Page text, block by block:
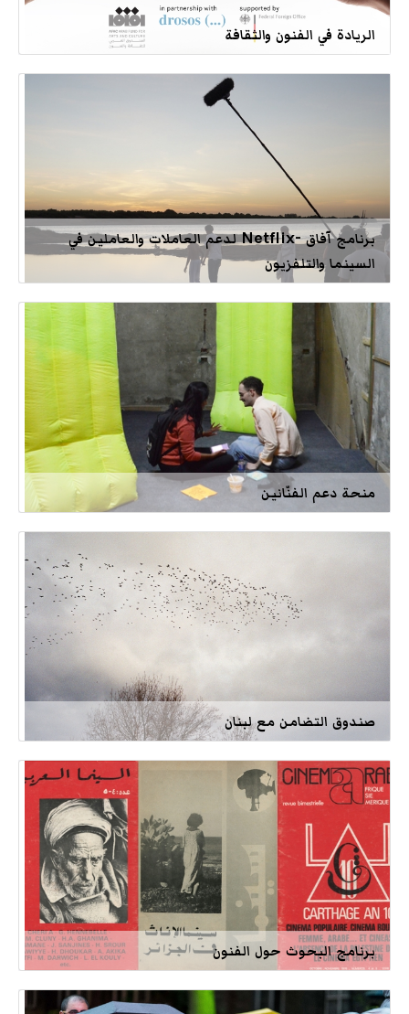
الريادة في الفنون والثقافة
برنامج آفاق -Netflix لدعم العاملات والعاملين في
السينما والتلفزيون
منحة دعم الفنّانين
صندوق التضامن مع لبنان
برنامج البحوث حول الفنون